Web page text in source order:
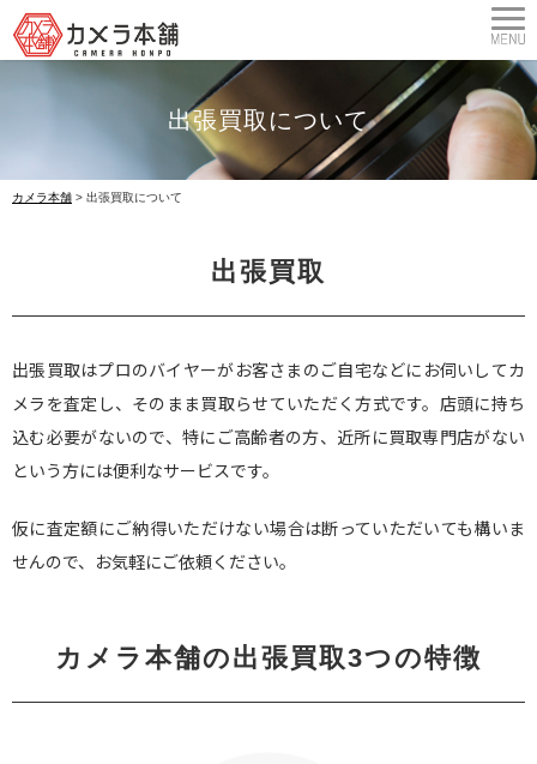
出張買取について
カメラ本舗 > 出張買取について
出張買取
出張買取はプロのバイヤーがお客さまのご自宅などにお伺いしてカ
メラを査定し、そのまま買取らせていただく方式です。店頭に持ち
込む必要がないので、特にご高齢者の方、近所に買取専門店がない
という方には便利なサービスです。
仮に査定額にご納得いただけない場合は断っていただいても構いま
せんので、お気軽にご依頼ください。
カメラ本舗の出張買取3つの特徴